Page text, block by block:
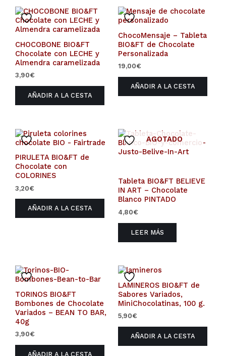
CHOCOBONE BIO&FT
Chocolate con LECHE y
Almendra caramelizada
3,90€
AÑADIR A LA CESTA
ChocoMensaje – Tableta
BIO&FT de Chocolate
Personalizada
19,00€
AÑADIR A LA CESTA
PIRULETA BIO&FT de
Chocolate con
COLORINES
3,20€
AÑADIR A LA CESTA
AGOTADO
Tableta BIO&FT BELIEVE
IN ART – Chocolate
Blanco PINTADO
4,80€
LEER MÁS
TORINOS BIO&FT
Bombones de Chocolate
Variados – BEAN TO BAR,
40g
3,90€
AÑADIR A LA CESTA
LAMINEROS BIO&FT de
Sabores Variados,
MiniChocolatinas, 100 g.
5,90€
AÑADIR A LA CESTA